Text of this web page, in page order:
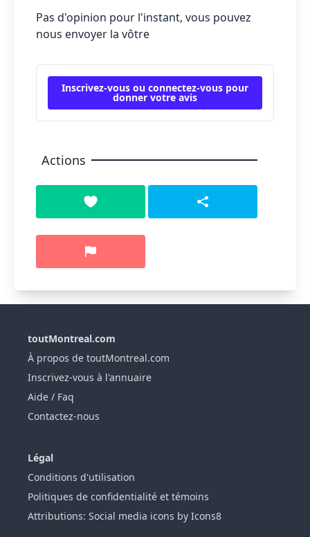
Pas d'opinion pour l'instant, vous pouvez
nous envoyer la vôtre
Inscrivez-vous ou connectez-vous pour
donner votre avis
Actions
toutMontreal.com
À propos de toutMontreal.com
Inscrivez-vous à l'annuaire
Aide / Faq
Contactez-nous
Légal
Conditions d'utilisation
Politiques de confidentialité et témoins
Attributions: Social media icons by Icons8